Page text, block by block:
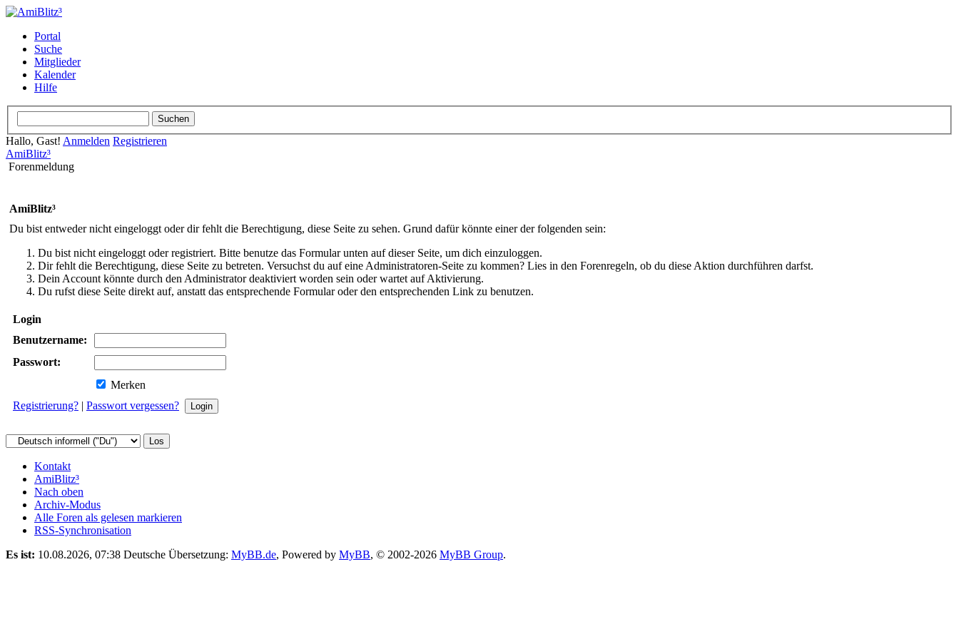
Portal
Suche
Mitglieder
Kalender
Hilfe
Hallo, Gast! Anmelden Registrieren
AmiBlitz³
Forenmeldung
AmiBlitz³
Du bist entweder nicht eingeloggt oder dir fehlt die Berechtigung, diese Seite zu sehen. Grund dafür könnte einer der folgenden sein:
Du bist nicht eingeloggt oder registriert. Bitte benutze das Formular unten auf dieser Seite, um dich einzuloggen.
Dir fehlt die Berechtigung, diese Seite zu betreten. Versuchst du auf eine Administratoren-Seite zu kommen? Lies in den Forenregeln, ob du diese Aktion durchführen darfst.
Dein Account könnte durch den Administrator deaktiviert worden sein oder wartet auf Aktivierung.
Du rufst diese Seite direkt auf, anstatt das entsprechende Formular oder den entsprechenden Link zu benutzen.
Login
Benutzername:
Passwort:
Merken
Registrierung? | Passwort vergessen?
Kontakt
AmiBlitz³
Nach oben
Archiv-Modus
Alle Foren als gelesen markieren
RSS-Synchronisation
Es ist: 10.08.2026, 07:38 Deutsche Übersetzung: MyBB.de, Powered by MyBB, © 2002-2026 MyBB Group.